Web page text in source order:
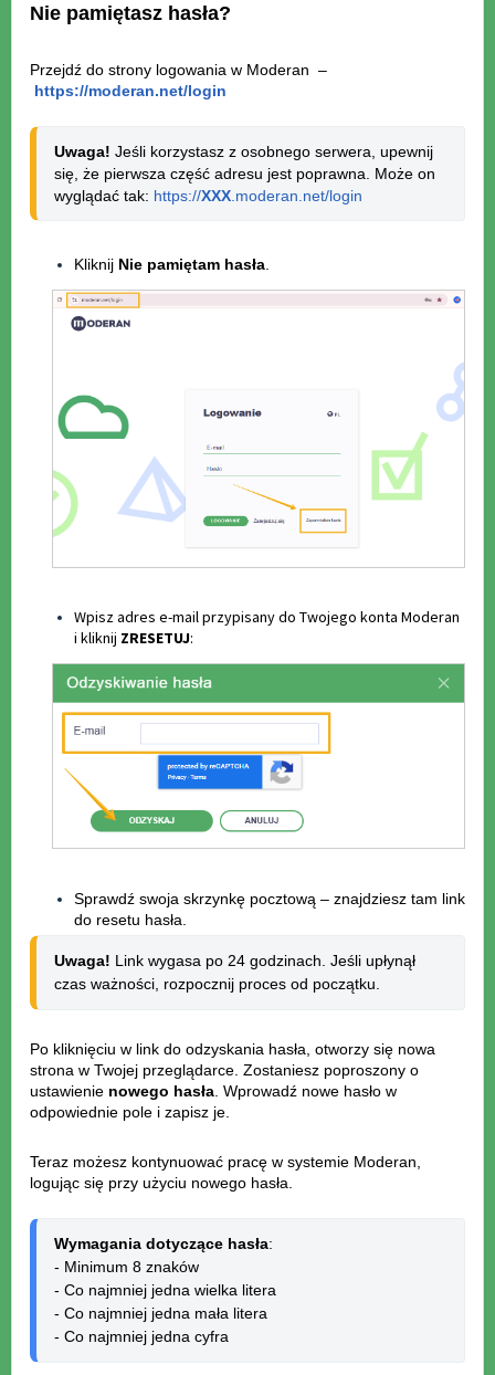
Nie pamiętasz hasła?
Przejdź do strony logowania w Moderan –
https://moderan.net/login
Uwaga! Jeśli korzystasz z osobnego serwera, upewnij
się, że pierwsza część adresu jest poprawna. Może on
wyglądać tak: https://XXX .moderan.net/login
Kliknij Nie pamiętam hasła
Wpisz adres e-mail przypisany do Twojego konta Moderan
i kliknij ZRESETUJ:
Sprawdź swoja skrzynkę pocztową – znajdziesz tam link
do resetu hasła.
Uwaga! Link wygasa po 24 godzinach. Jeśli upłynął
czas ważności, rozpocznij proces od początku.
Po kliknięciu w link do odzyskania hasła, otworzy się nowa
strona w Twojej przeglądarce. Zostaniesz poproszony o
ustawienie nowego hasła . Wprowadź nowe hasło w
odpowiednie pole i zapisz je.
Teraz możesz kontynuować pracę w systemie Moderan,
logując się przy użyciu nowego hasła.
Wymagania dotyczące hasła:
- Minimum 8 znaków
- Co najmniej jedna wielka litera
- Co najmniej jedna mała litera